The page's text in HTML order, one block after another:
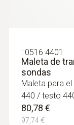
117,78 €
: 0516 4401
Maleta de
sondas
Maleta para
440 / testo
80,78 €
97,74 €